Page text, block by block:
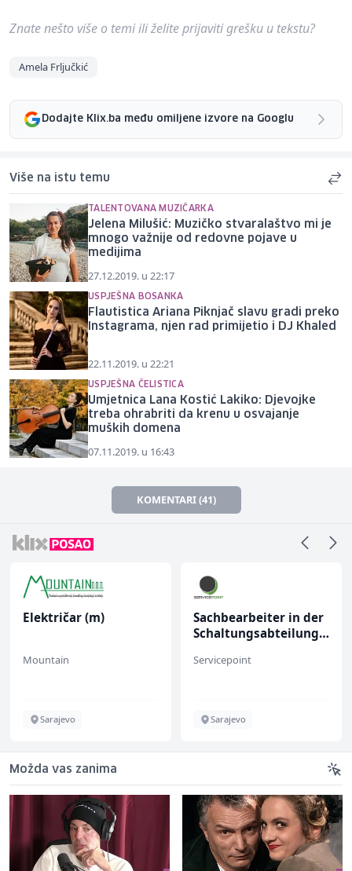
Znate nešto više o temi ili želite prijaviti grešku u tekstu?
Amela Frljučkić
Dodajte Klix.ba među omiljene izvore na Googlu
Više na istu temu
TALENTOVANA MUZIČARKA
Jelena Milušić: Muzičko stvaralaštvo mi je
mnogo važnije od redovne pojave u
medijima
27.12.2019. u 22:17
USPJEŠNA BOSANKA
Flautistica Ariana Piknjač slavu gradi preko
Instagrama, njen rad primijetio i DJ Khaled
22.11.2019. u 22:21
USPJEŠNA ČELISTICA
Umjetnica Lana Kostić Lakiko: Djevojke
treba ohrabriti da krenu u osvajanje
muških domena
07.11.2019. u 16:43
KOMENTARI (41)
Sachbearbeiter in der
Servicepoint
Sarajevo
Higijeničarka (ž)
Invictus
Sarajevo
Možda vas zanima